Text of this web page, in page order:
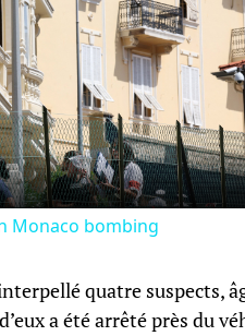
Monaco bombing
quatre suspects,
a été arrêté près du